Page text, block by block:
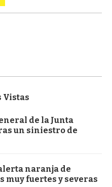
Vistas
de la Junta
un siniestro de
naranja de
muy fuertes y severas